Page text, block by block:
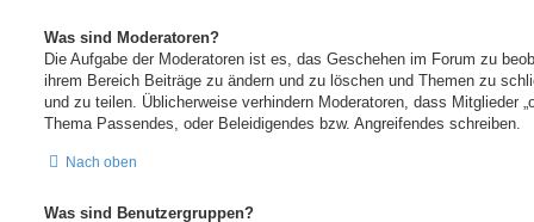
Was sind Moderatoren?
Die Aufgabe der Moderatoren ist es, das Geschehen im Forum zu
ihrem Bereich Beiträge zu ändern und zu löschen und Themen zu
und zu teilen. Üblicherweise verhindern Moderatoren, dass Mitglieder
Thema Passendes, oder Beleidigendes bzw. Angreifendes schreiben.
Nach oben
Was sind Benutzergruppen?